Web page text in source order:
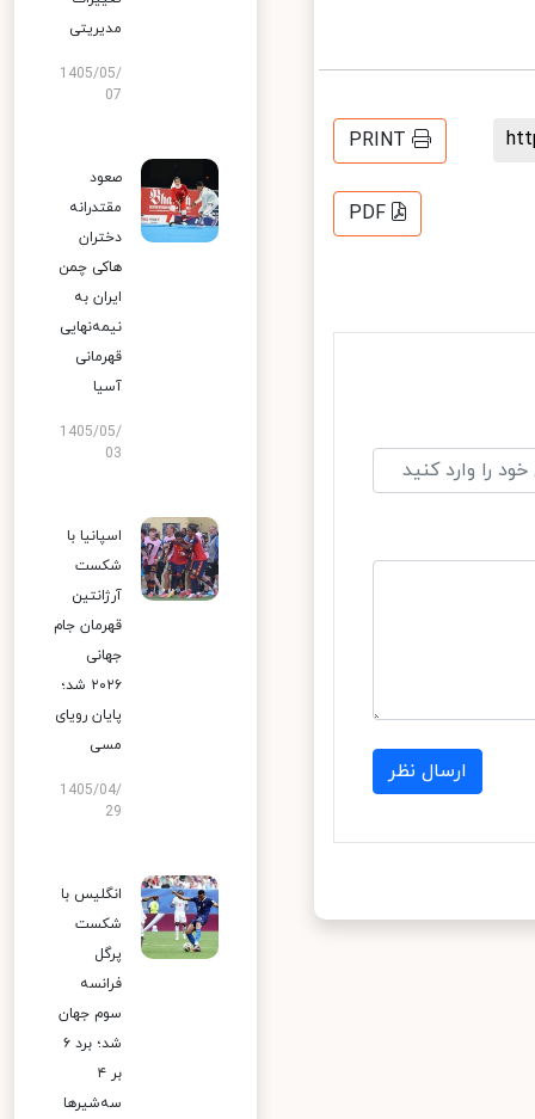
PRINT
PDF
ارسال نظر
مدیریتی
1405/05/
07
صعود
مقتدرانه
دختران
هاکی چمن
ایران به
نیمه‌نهایی
قهرمانی
آسیا
1405/05/
03
اسپانیا با
شکست
آرژانتین
قهرمان جام
جهانی
۲۰۲۶ شد؛
پایان رویای
مسی
1405/04/
29
انگلیس با
شکست
پرگل
فرانسه
سوم جهان
شد؛ برد ۶
بر ۴
سه‌شیرها